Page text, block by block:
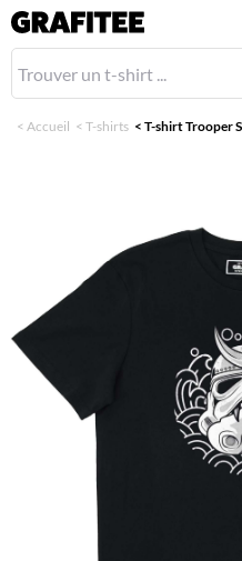
< Accueil < T-shirts < T-shirt Trooper